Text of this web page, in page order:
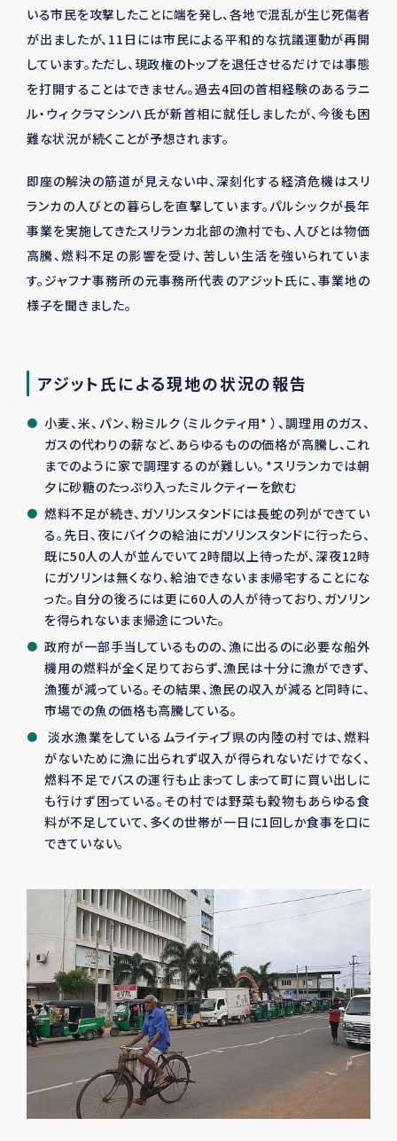
いる市民を攻撃したことに端を発し、各地で混乱が生じ死傷者
が出ましたが、11日には市民による平和的な抗議運動が再開
しています。ただし、現政権のトップを退任させるだけでは事態
を打開することはできません。過去4回の首相経験のあるラニ
ル・ウィクラマシンハ氏が新首相に就任しましたが、今後も困
難な状況が続くことが予想されます。
即座の解決の筋道が見えない中、深刻化する経済危機はスリ
ランカの人びとの暮らしを直撃しています。パルシックが長年
事業を実施してきたスリランカ北部の漁村でも、人びとは物価
高騰、燃料不足の影響を受け、苦しい生活を強いられていま
す。ジャフナ事務所の元事務所代表のアジット氏に、事業地の
様子を聞きました。
アジット氏による現地の状況の報告
小麦、米、パン、粉ミルク（ミルクティ用* ）、調理用のガス、
ガスの代わりの薪など、あらゆるものの価格が高騰し、これ
までのように家で調理するのが難しい。*スリランカでは朝
夕に砂糖のたっぷり入ったミルクティーを飲む
燃料不足が続き、ガソリンスタンドには長蛇の列ができてい
る。先日、夜にバイクの給油にガソリンスタンドに行ったら、
既に50人の人が並んでいて2時間以上待ったが、深夜12時
にガソリンは無くなり、給油できないまま帰宅することにな
った。自分の後ろには更に60人の人が待っており、ガソリン
を得られないまま帰途についた。
政府が一部手当しているものの、漁に出るのに必要な船外
機用の燃料が全く足りておらず、漁民は十分に漁ができず、
漁獲が減っている。その結果、漁民の収入が減ると同時に、
市場での魚の価格も高騰している。
淡水漁業をしているムライティブ県の内陸の村では、燃料
がないために漁に出られず収入が得られないだけでなく、
燃料不足でバスの運行も止まってしまって町に買い出しに
も行けず困っている。その村では野菜も穀物もあらゆる食
料が不足していて、多くの世帯が一日に1回しか食事を口に
できていない。